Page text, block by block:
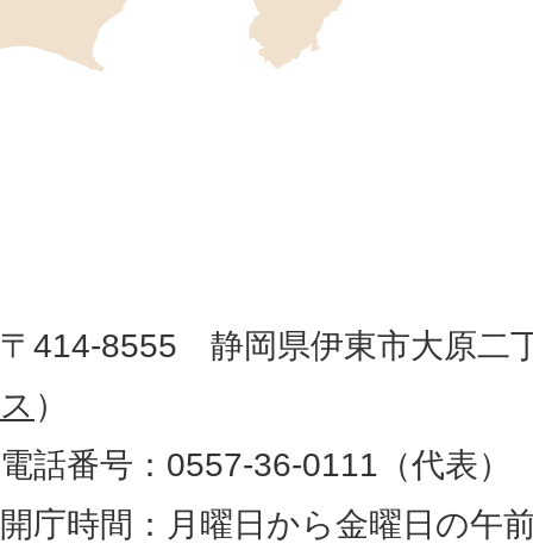
地
図
。
静
岡
所
〒414-8555 静岡県伊東市大原二
ス ）
電話番号：0557-36-0111（代表）
開庁時間：月曜日から金曜日の午